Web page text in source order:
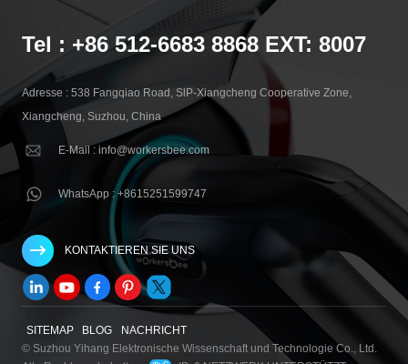
Tel : +86 512-6683 8868 EXT: 8007
Adresse : 538 Fangqiao Road, SlP-Xiangcheng Cooperative Zone,
Xiangcheng, Suzhou, China
E-Mail : info@workersbee.com
WhatsApp : +8615251599747
KONTAKTIEREN SIE UNS
SITEMAP BLOG
NACHRICHT
© Suzhou Yihang Elektronische Wissenschaft und Technologie Co., Ltd.